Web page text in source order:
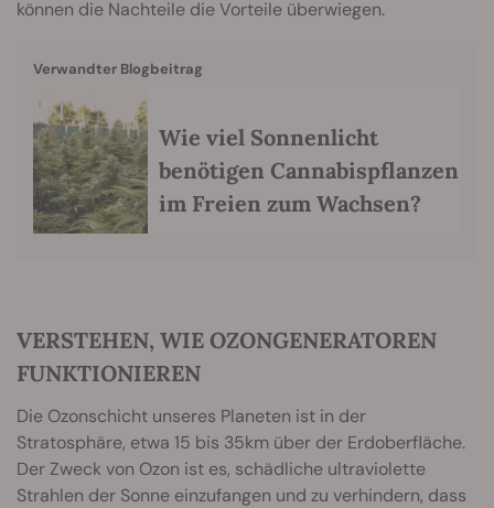
können die Nachteile die Vorteile überwiegen.
Verwandter Blogbeitrag
Wie viel Sonnenlicht
benötigen Cannabispflanzen
im Freien zum Wachsen?
VERSTEHEN, WIE OZONGENERATOREN
FUNKTIONIEREN
Die Ozonschicht unseres Planeten ist in der
Stratosphäre, etwa 15 bis 35km über der Erdoberfläche.
Der Zweck von Ozon ist es, schädliche ultraviolette
Strahlen der Sonne einzufangen und zu verhindern, dass